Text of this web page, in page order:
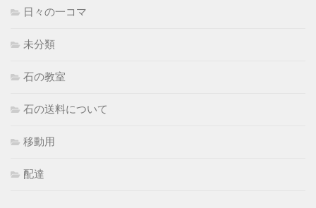
日々の一コマ
未分類
石の教室
石の送料について
移動用
配達